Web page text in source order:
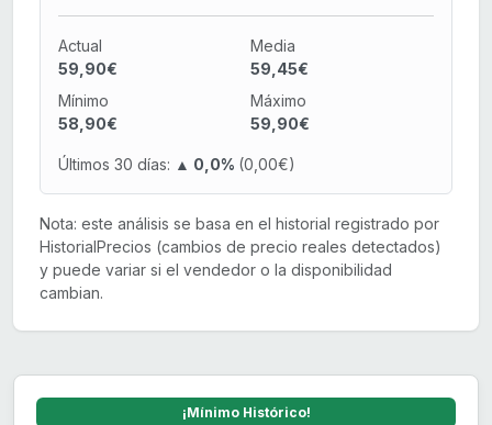
Actual
59,90€
Media
59,45€
Mínimo
58,90€
Máximo
59,90€
Últimos 30 días: ▲ 0,0% (0,00€)
Nota: este análisis se basa en el historial registrado por
HistorialPrecios (cambios de precio reales detectados)
y puede variar si el vendedor o la disponibilidad
cambian.
¡Mínimo Histórico!